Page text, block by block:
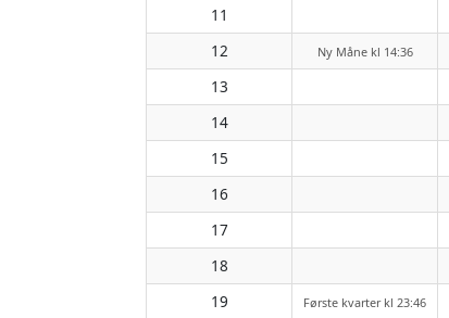
11
12
Ny Måne kl 14:36
13
14
15
16
17
18
19
Første kvarter kl 23:46